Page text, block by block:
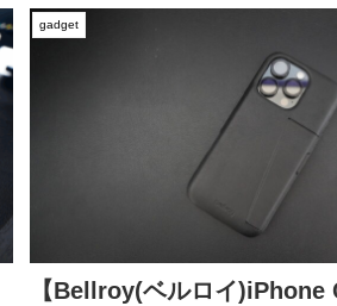
gadget
【Bellroy(ベルロイ)iPhone